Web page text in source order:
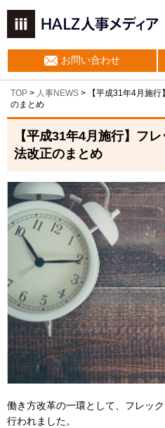
お問い合わせ
TOP > 人事NEWS >
【平成31年4月施
のまとめ
【平成31年4月施行】フ
法改正のまとめ
働き方改革の一環として、フレッ
行われました。